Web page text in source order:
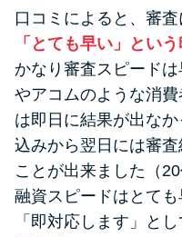
口コミによると、審査
「とても早い」とい
かなり審査スピード
やアコムのような消
は即日に結果が出な
込みから翌日には審
ことが出来ました（
融資スピードはとて
「即対応します」と